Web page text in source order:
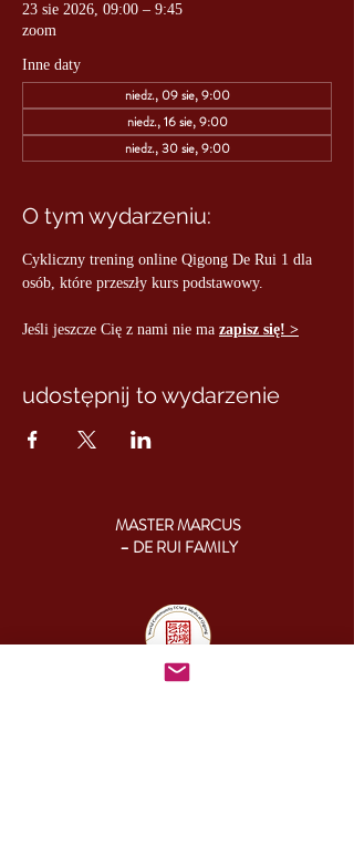
23 sie 2026, 09:00 – 9:45
zoom
Inne daty
niedz., 09 sie, 9:00
niedz., 16 sie, 9:00
niedz., 30 sie, 9:00
O tym wydarzeniu:
Cykliczny trening online Qigong De Rui 1 dla
osób, które przeszły kurs podstawowy.
Jeśli jeszcze Cię z nami nie ma zapisz się! >
udostępnij to wydarzenie
MASTER MARCUS
– DE RUI FAMILY